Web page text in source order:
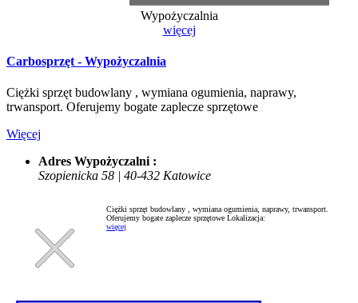
Wypożyczalnia
więcej
Carbosprzęt - Wypożyczalnia
Ciężki sprzęt budowlany , wymiana ogumienia, naprawy,
trwansport. Oferujemy bogate zaplecze sprzętowe
Więcej
Adres Wypożyczalni :
Szopienicka 58 | 40-432 Katowice
Ciężki sprzęt budowlany , wymiana ogumienia, naprawy, trwansport.
Oferujemy bogate zaplecze sprzętowe Lokalizacja:
więcej